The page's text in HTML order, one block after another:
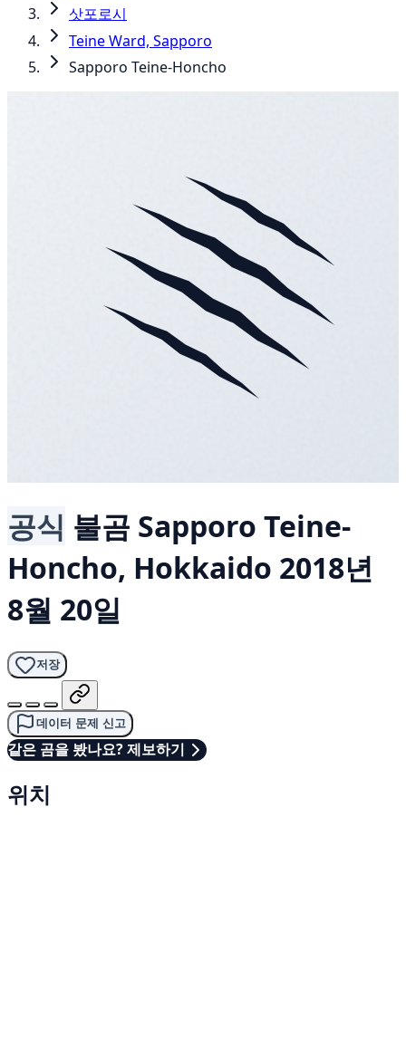
삿포로시
Teine Ward, Sapporo
Sapporo Teine-Honcho
공식 불곰 Sapporo Teine-
Honcho, Hokkaido 2018년
8월 20일
저장
데이터 문제 신고
같은 곰을 봤나요? 제보하기
위치